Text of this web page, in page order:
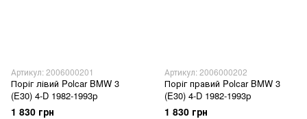
Артикул: 2006000201
Поріг лівий Polcar BMW 3
(E30) 4-D 1982-1993р
1 830 грн
Артикул: 2006000202
Поріг правий Polcar BMW 3
(E30) 4-D 1982-1993р
1 830 грн